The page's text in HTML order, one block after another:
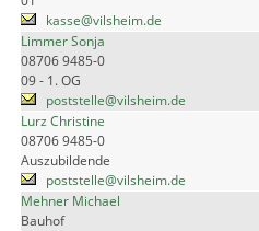
kasse@vilsheim.de
Limmer Sonja
08706 9485-0
09 - 1. OG
poststelle@vilsheim.de
Lurz Christine
08706 9485-0
Auszubildende
poststelle@vilsheim.de
Mehner Michael
Bauhof